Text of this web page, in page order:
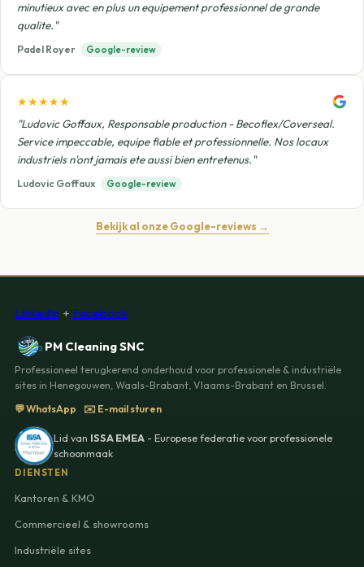
minutieux avec en plus un equipement professionnel de grande
qualite."
Padel Royer Google-review
★★★★★
"Ludovic Goffaux, Responsable production - Becoflex/Coverseal.
Service impeccable, equipe fiable et professionnelle. Nos locaux
industriels n'ont jamais ete aussi bien entretenus."
Ludovic Goffaux Google-review
Bekijk al onze Google-reviews →
LinkedIn + Facebook
PM Cleaning SNC
Professioneel terugkerend onderhoud voor professionele & industriële
sites in Henegouwen, Waals-Brabant, Vlaams-Brabant en Brussel.
💬 WhatsApp
✉️ E-mail sturen
Lid van ISSA EMEA - Europese federatie voor professionele
schoonmaak
DIENSTEN
Kantoren & KMO
Commercieel & showrooms
Industriële sites